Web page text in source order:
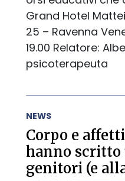
Grand Hotel
25 – Ravenna
19.00 Relatore:
psicoterapeuta
NEWS
Corpo e
hanno scritto
genitori (e